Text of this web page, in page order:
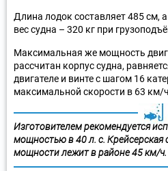
Длина лодок составляет 485 см,
вес судна – 320 кг при
Максимальная же мощность
рассчитан корпус судна,
двигателе и винте с шагом 16
максимальной скорости в 63 км/
Изготовителем рекомендуется
мощностью в 40 л. с. Крейсерская
мощности лежит в районе 45 км/ч.